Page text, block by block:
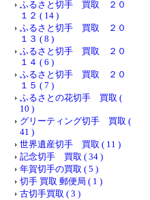
ふるさと切手 買取 ２０
１２ ( 14 )
ふるさと切手 買取 ２０
１３ ( 8 )
ふるさと切手 買取 ２０
１４ ( 6 )
ふるさと切手 買取 ２０
１５ ( 7 )
ふるさとの花切手 買取 (
10 )
グリーティング切手 買取 (
41 )
世界遺産切手 買取 ( 11 )
記念切手 買取 ( 34 )
年賀切手の買取 ( 5 )
切手 買取 郵便局 ( 1 )
古切手買取 ( 3 )